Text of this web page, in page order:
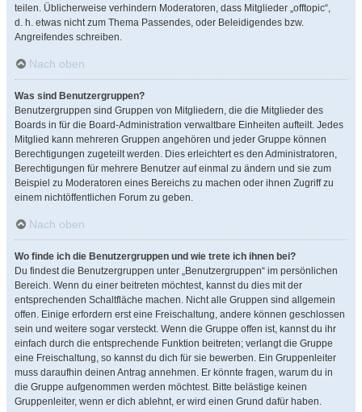
teilen. Üblicherweise verhindern Moderatoren, dass Mitglieder „offtopic“,
d. h. etwas nicht zum Thema Passendes, oder Beleidigendes bzw.
Angreifendes schreiben.
Nach oben
Was sind Benutzergruppen?
Benutzergruppen sind Gruppen von Mitgliedern, die die Mitglieder des
Boards in für die Board-Administration verwaltbare Einheiten aufteilt. Jedes
Mitglied kann mehreren Gruppen angehören und jeder Gruppe können
Berechtigungen zugeteilt werden. Dies erleichtert es den Administratoren,
Berechtigungen für mehrere Benutzer auf einmal zu ändern und sie zum
Beispiel zu Moderatoren eines Bereichs zu machen oder ihnen Zugriff zu
einem nichtöffentlichen Forum zu geben.
Nach oben
Wo finde ich die Benutzergruppen und wie trete ich ihnen bei?
Du findest die Benutzergruppen unter „Benutzergruppen“ im persönlichen
Bereich. Wenn du einer beitreten möchtest, kannst du dies mit der
entsprechenden Schaltfläche machen. Nicht alle Gruppen sind allgemein
offen. Einige erfordern erst eine Freischaltung, andere können geschlossen
sein und weitere sogar versteckt. Wenn die Gruppe offen ist, kannst du ihr
einfach durch die entsprechende Funktion beitreten; verlangt die Gruppe
eine Freischaltung, so kannst du dich für sie bewerben. Ein Gruppenleiter
muss daraufhin deinen Antrag annehmen. Er könnte fragen, warum du in
die Gruppe aufgenommen werden möchtest. Bitte belästige keinen
Gruppenleiter, wenn er dich ablehnt, er wird einen Grund dafür haben.